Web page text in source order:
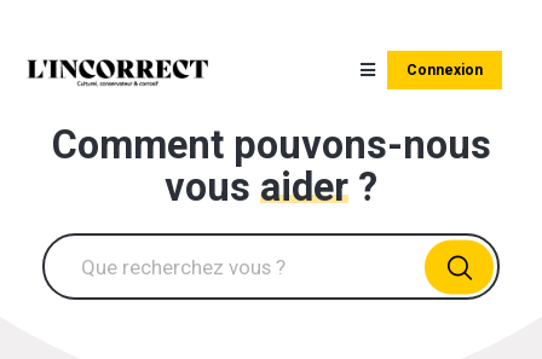
Connexion
Comment pouvons-nous
vous aider ?